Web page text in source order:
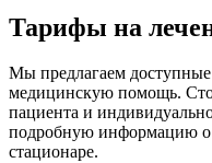
Тарифы на
Мы предлагаем
медицинскую помощь.
пациента и
подробную информацию о
стационаре.